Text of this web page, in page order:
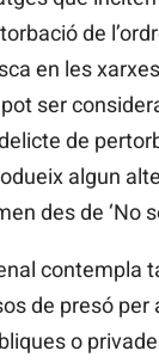
de
en les
ser
de
algun
des de ‘No
contempla
de presó per
o